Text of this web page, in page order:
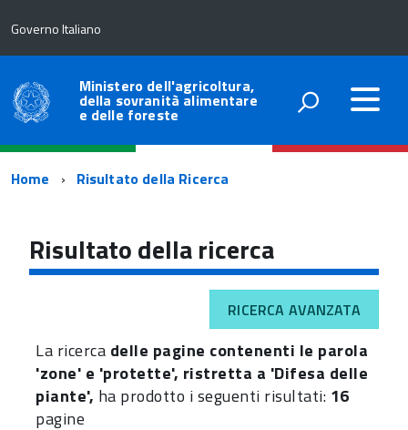
Governo Italiano
Ministero dell'agricoltura,
della sovranità alimentare
e delle foreste
Percorso
navigazione
Home Risultato della Ricerca
Risultato della ricerca
RICERCA AVANZATA
La ricerca delle pagine contenenti le parola
'zone' e 'protette', ristretta a 'Difesa delle
piante', ha prodotto i seguenti risultati: 16
pagine